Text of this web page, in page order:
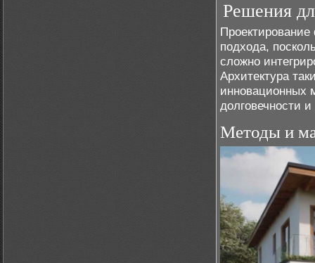
Решения
Проектирование
подхода,
сложно
Архитектура
инновационных
долговечности
Методы и